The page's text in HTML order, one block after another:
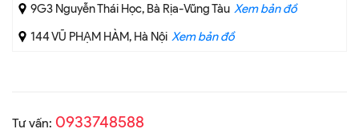
9G3 Nguyễn Thái Học, Bà Rịa-Vũng Tàu Xem bản đồ
144 VŨ PHẠM HÀM, Hà Nội Xem bản đồ
Tư vấn: 0933748588